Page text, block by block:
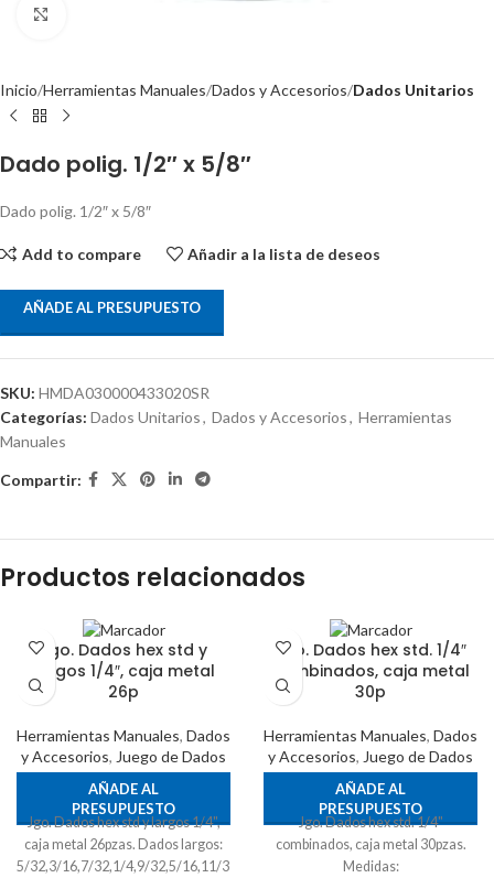
Inicio Herramientas Manuales Dados y Accesorios Dados Unitarios
Dado polig. 1/2″ x 5/8″
Dado polig. 1/2″ x 5/8″
Add to compare Añadir a la lista de deseos
AÑADE AL PRESUPUESTO
SKU: HMDA030000433020SR
Categorías: Dados Unitarios, Dados y Accesorios, Herramientas
Manuales
Compartir:
Productos relacionados
Jgo. Dados hex std y
largos 1/4″, caja metal
26p
Herramientas Manuales, Dados
y Accesorios, Juego de Dados
AÑADE AL
PRESUPUESTO
Jgo. Dados hex std y largos 1/4",
caja metal 26pzas. Dados largos:
5/32,3/16,7/32,1/4,9/32,5/16,11/32,3/8,7/16,1/2".
Jgo. Dados hex std. 1/4″
combinados, caja metal
30p
Herramientas Manuales, Dados
y Accesorios, Juego de Dados
AÑADE AL
PRESUPUESTO
Jgo. Dados hex std. 1/4"
combinados, caja metal 30pzas.
Medidas: